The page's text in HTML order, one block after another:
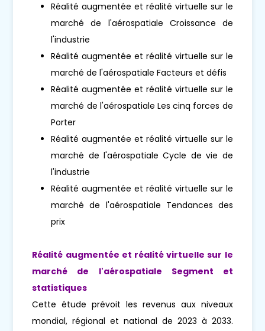
Réalité augmentée et réalité virtuelle sur le
marché de l'aérospatiale Croissance de
l'industrie
Réalité augmentée et réalité virtuelle sur le
marché de l'aérospatiale Facteurs et défis
Réalité augmentée et réalité virtuelle sur le
marché de l'aérospatiale Les cinq forces de
Porter
Réalité augmentée et réalité virtuelle sur le
marché de l'aérospatiale Cycle de vie de
l'industrie
Réalité augmentée et réalité virtuelle sur le
marché de l'aérospatiale Tendances des
prix
Réalité augmentée et réalité virtuelle sur le
marché de l'aérospatiale Segment et
statistiques
Cette étude prévoit les revenus aux niveaux
mondial, régional et national de 2023 à 2033.